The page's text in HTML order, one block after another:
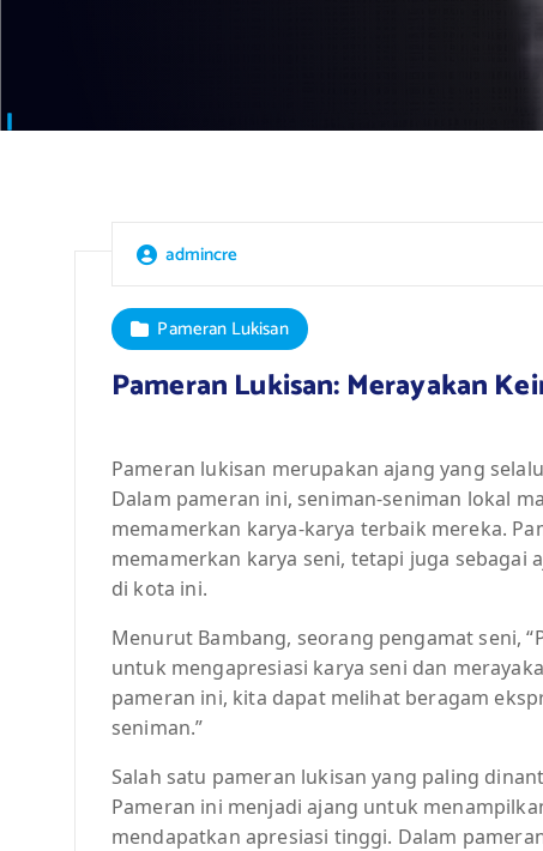
admincre
Pameran Lukisan
Pameran Lukisan: Merayakan
Pameran lukisan merupakan ajang yang
Dalam pameran ini, seniman-seniman lokal
memamerkan karya-karya terbaik mereka.
memamerkan karya seni, tetapi juga sebagai
di kota ini.
Menurut Bambang, seorang pengamat seni,
untuk mengapresiasi karya seni dan
pameran ini, kita dapat melihat beragam
seniman.”
Salah satu pameran lukisan yang paling
Pameran ini menjadi ajang untuk
mendapatkan apresiasi tinggi. Dalam